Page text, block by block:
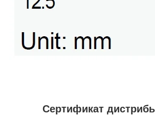
Сертификат